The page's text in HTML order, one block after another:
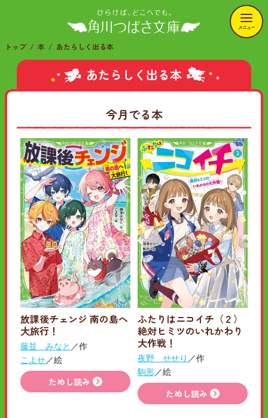
メニュー
トップ 本 あたらしく出る本
あたらしく出る本
今月でる本
放課後チェンジ 南の島へ
大旅行！
藤並 みなと ／作
こよせ／絵
ためし読み
ふたりはニコイチ（２）
絶対ヒミツのいれかわり
大作戦！
夜野 せせり ／作
駒形／絵
ためし読み